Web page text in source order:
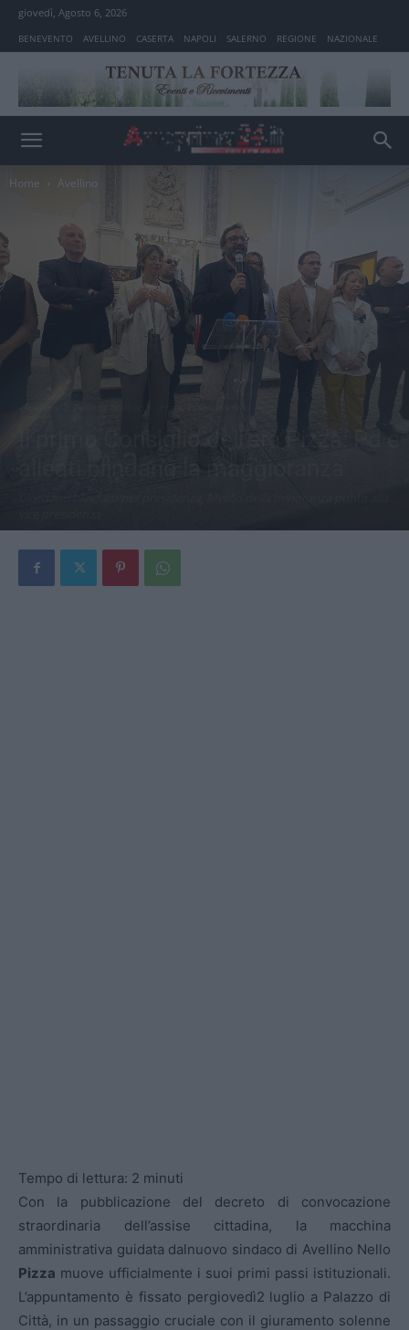
giovedì, Agosto 6, 2026
BENEVENTO AVELLINO CASERTA NAPOLI SALERNO REGIONE NAZIONALE
Home Avellino
Il primo Consiglio dell’era Pizza: Pd e
alleati blindano la maggioranza
Tempo di lettura: 2 minuti
Con la pubblicazione del decreto di convocazione
straordinaria dell’assise cittadina, la macchina
amministrativa guidata dalnuovo sindaco di Avellino Nello
Pizza muove ufficialmente i suoi primi passi istituzionali.
L’appuntamento è fissato pergiovedì2 luglio a Palazzo di
Città, in un passaggio cruciale con il giuramento solenne